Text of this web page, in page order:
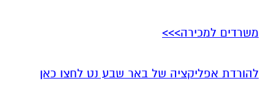
משרדים למכירה>>>
להורדת אפליקציה של באר שבע נט לחצו כאן